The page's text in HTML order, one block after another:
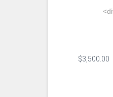
$3,500.00